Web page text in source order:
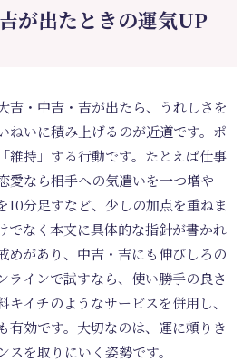
が出たときの運気UP
吉・中吉・吉が出たら、うれしさを
ねいに積み上げるのが近道です。ポ
維持」する行動です。たとえば仕事
愛なら相手への気遣いを一つ増や
10分足すなど、少しの加点を重ねま
でなく本文に具体的な指針が書かれ
めがあり、中吉・吉にも伸びしろの
ラインで試すなら、使い勝手の良さ
イチのようなサービスを併用し、
有効です。大切なのは、運に頼りき
スを取りにいく姿勢です。